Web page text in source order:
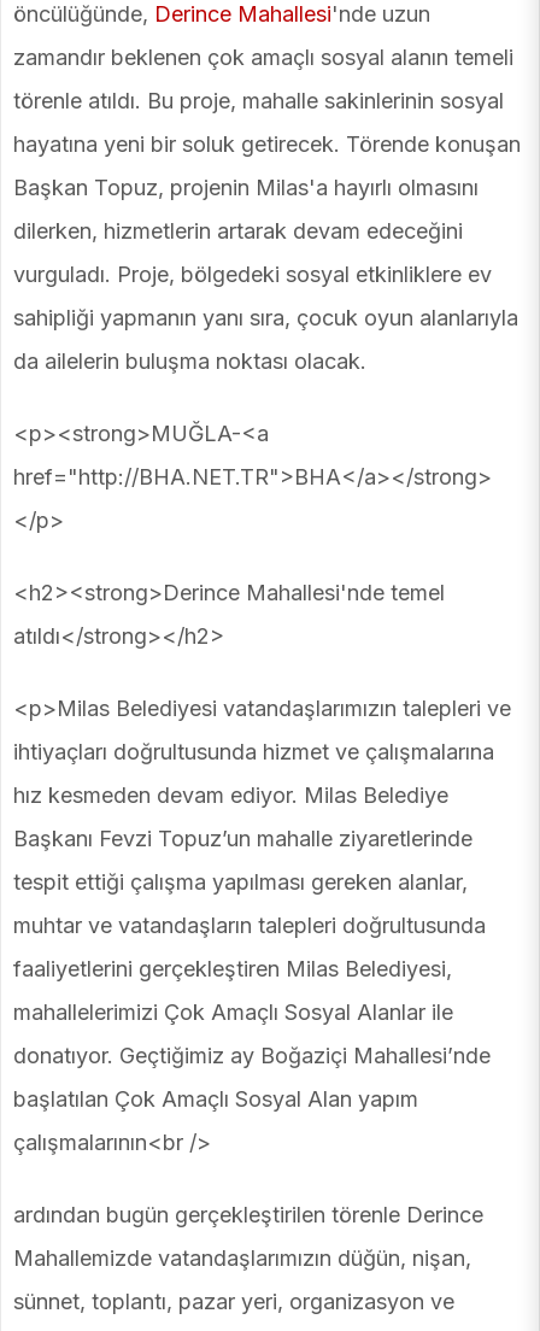
öncülüğünde, Derince Mahallesi'nde uzun
zamandır beklenen çok amaçlı sosyal alanın temeli
törenle atıldı. Bu proje, mahalle sakinlerinin sosyal
hayatına yeni bir soluk getirecek. Törende konuşan
Başkan Topuz, projenin Milas'a hayırlı olmasını
dilerken, hizmetlerin artarak devam edeceğini
vurguladı. Proje, bölgedeki sosyal etkinliklere ev
sahipliği yapmanın yanı sıra, çocuk oyun alanlarıyla
da ailelerin buluşma noktası olacak.
<p><strong>MUĞLA-<a
href="http://BHA.NET.TR">BHA</a></strong>
</p>
<h2><strong>Derince Mahallesi'nde temel
atıldı</strong></h2>
<p>Milas Belediyesi vatandaşlarımızın talepleri ve
ihtiyaçları doğrultusunda hizmet ve çalışmalarına
hız kesmeden devam ediyor. Milas Belediye
Başkanı Fevzi Topuz’un mahalle ziyaretlerinde
tespit ettiği çalışma yapılması gereken alanlar,
muhtar ve vatandaşların talepleri doğrultusunda
faaliyetlerini gerçekleştiren Milas Belediyesi,
mahallelerimizi Çok Amaçlı Sosyal Alanlar ile
donatıyor. Geçtiğimiz ay Boğaziçi Mahallesi’nde
başlatılan Çok Amaçlı Sosyal Alan yapım
çalışmalarının<br />
ardından bugün gerçekleştirilen törenle Derince
Mahallemizde vatandaşlarımızın düğün, nişan,
sünnet, toplantı, pazar yeri, organizasyon ve